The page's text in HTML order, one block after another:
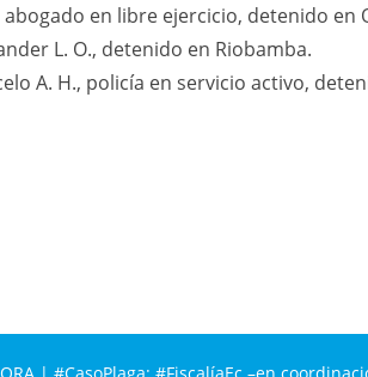
abogado en libre ejercicio, detenido en
L. O., detenido en Riobamba.
A. H., policía en servicio activo,